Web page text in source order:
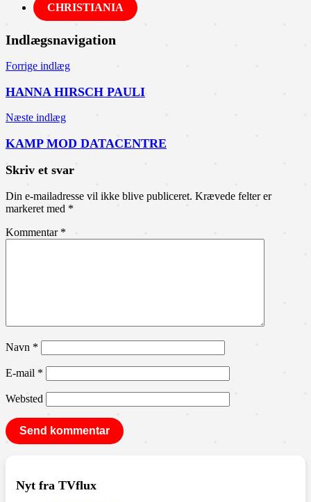
CHRISTIANIA
Indlægsnavigation
Forrige indlæg
HANNA HIRSCH PAULI
Næste indlæg
KAMP MOD DATACENTRE
Skriv et svar
Din e-mailadresse vil ikke blive publiceret. Krævede felter er
markeret med *
Kommentar *
Navn *
E-mail *
Websted
Nyt fra TVflux